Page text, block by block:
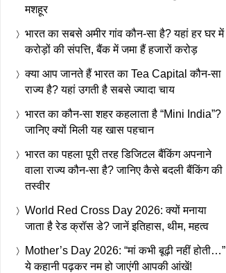
मशहूर
भारत का सबसे अमीर गांव कौन-सा है? यहां हर घर में
करोड़ों की संपत्ति, बैंक में जमा हैं हजारों करोड़
क्या आप जानते हैं भारत का Tea Capital कौन-सा
राज्य है? यहां उगती है सबसे ज्यादा चाय
भारत का कौन-सा शहर कहलाता है “Mini India”?
जानिए क्यों मिली यह खास पहचान
भारत का पहला पूरी तरह डिजिटल बैंकिंग अपनाने
वाला राज्य कौन-सा है? जानिए कैसे बदली बैंकिंग की
तस्वीर
World Red Cross Day 2026: क्यों मनाया
जाता है रेड क्रॉस डे? जानें इतिहास, थीम, महत्व
Mother’s Day 2026: “मां कभी बूढ़ी नहीं होती…”
ये कहानी पढ़कर नम हो जाएंगी आपकी आंखें!